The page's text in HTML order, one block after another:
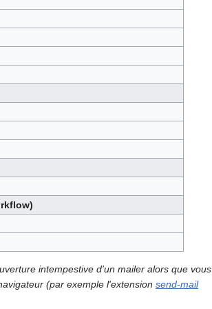
intempestive d'un mailer alors que vous
(par exemple l'extension send-mail